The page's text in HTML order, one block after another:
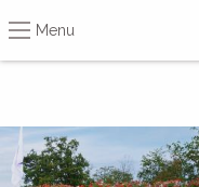
contenu
principal
Menu